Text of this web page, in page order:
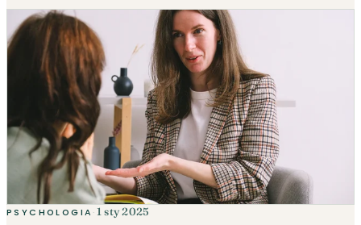
PSYCHOLOGIA · 1 sty 2025